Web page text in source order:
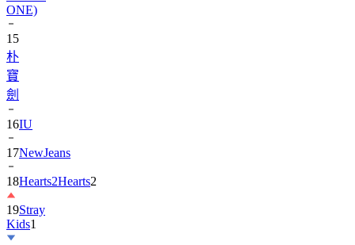
ONE)
15
朴
寶
劍
16IU
17NewJeans
18Hearts2Hearts2
19Stray
Kids1